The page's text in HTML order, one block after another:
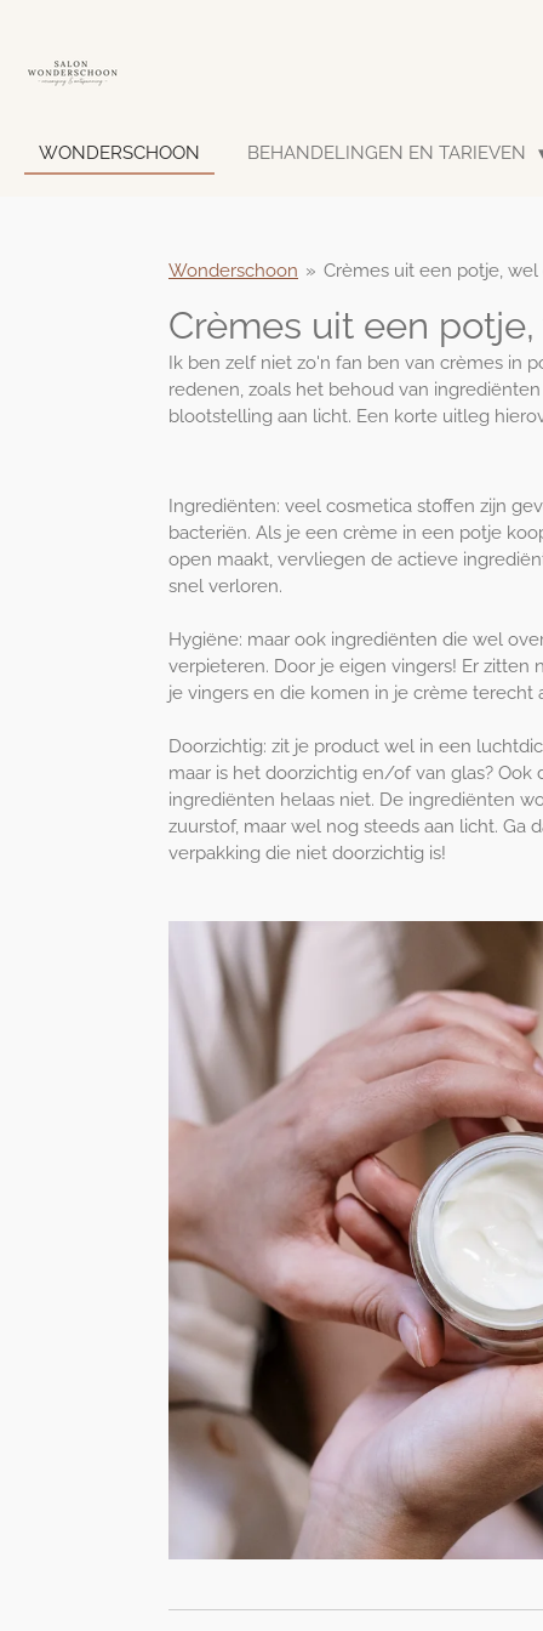
naar
WONDERSCHOON BEHANDELINGEN EN TARIEVEN
Wonderschoon » Crèmes uit een potje,
Crèmes uit een
Ik ben zelf niet zo'n fan ben van crèmes in
redenen, zoals het behoud van
blootstelling aan licht. Een korte uitleg
Ingrediënten: veel cosmetica stoffen zijn
bacteriën. Als je een crème in een potje
open maakt, vervliegen de actieve
snel verloren.
Hygiëne: maar ook ingrediënten die wel
verpieteren. Door je eigen vingers! Er zitten
je vingers en die komen in je crème terecht
Doorzichtig: zit je product wel in een
maar is het doorzichtig en/of van glas? Ook
ingrediënten helaas niet. De ingrediënten
zuurstof, maar wel nog steeds aan licht. Ga
verpakking die niet doorzichtig is!